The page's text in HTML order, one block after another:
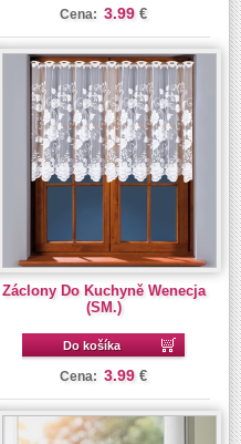
Cena: 3.99 €
Záclony Do Kuchyně Wenecja
(SM.)
Do košíka
Cena: 3.99 €